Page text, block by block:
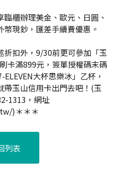
櫃辦理美金、歐元、日圓、
現鈔，匯差手續費優惠。
折扣外，9/30前更可參加「玉
卡滿899元，簽單授權碼末碼
大杯思樂冰」乙杯，
帶玉山信用卡出門去吧！(玉
1313，網址
)＊＊＊
列表